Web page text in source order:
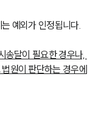
예외가 인정됩니다.
송달이 필요한 경우나,
원이 판단하는 경우에